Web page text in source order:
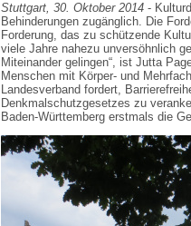
Stuttgart, 30. Oktober 2014 -
Behinderungen zugänglich. Die
Forderung, das zu schützende
viele Jahre nahezu unversöhnlich
Miteinander gelingen“, ist Jutta
Menschen mit Körper- und
Landesverband fordert,
Denkmalschutzgesetzes zu
Baden-Württemberg erstmals die